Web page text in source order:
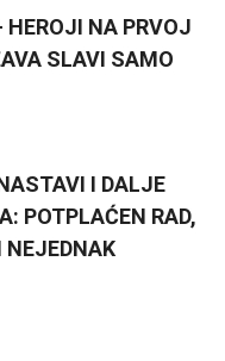
HEROJI NA PRVOJ
SLAVI SAMO
I DALJE
POTPLAĆEN RAD,
NEJEDNAK